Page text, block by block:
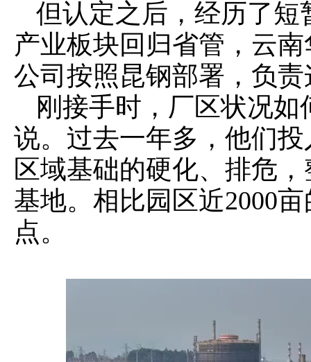
但认定之后，经历了短
产业板块回归省管，云
公司按照昆钢部署，负
刚接手时，厂区状况
说。过去一年多，他们
区域基础的硬化、排危
基地。相比园区近2000
点。